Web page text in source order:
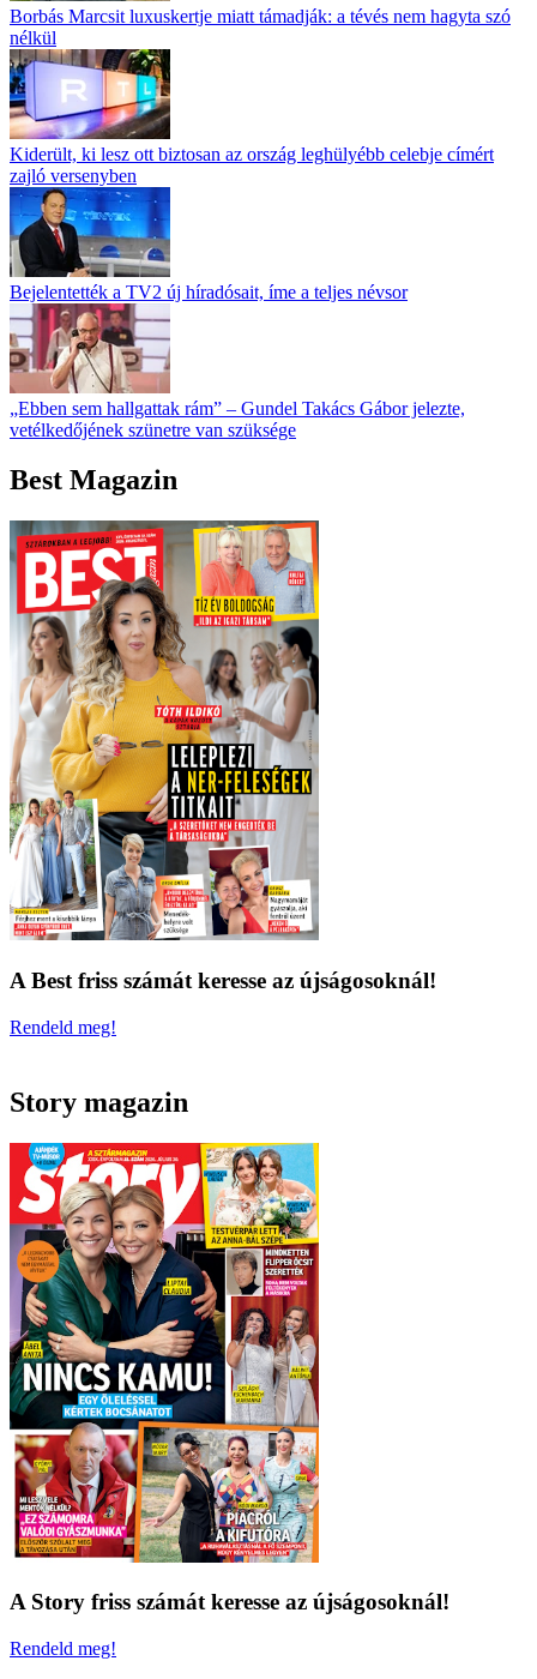
Borbás Marcsit luxuskertje miatt támadják: a tévés nem hagyta szó
nélkül
Kiderült, ki lesz ott biztosan az ország leghülyébb celebje címért
zajló versenyben
Bejelentették a TV2 új híradósait, íme a teljes névsor
„Ebben sem hallgattak rám” – Gundel Takács Gábor jelezte,
vetélkedőjének szünetre van szüksége
Best Magazin
A Best friss számát keresse az újságosoknál!
Rendeld meg!
Story magazin
A Story friss számát keresse az újságosoknál!
Rendeld meg!